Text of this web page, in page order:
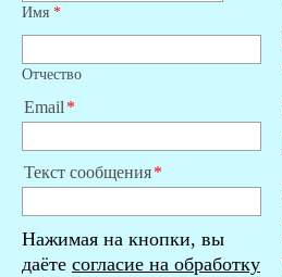
Имя *
Отчество
Email
Текст сообщения
Нажимая на кнопки, вы
даёте согласие на обработку